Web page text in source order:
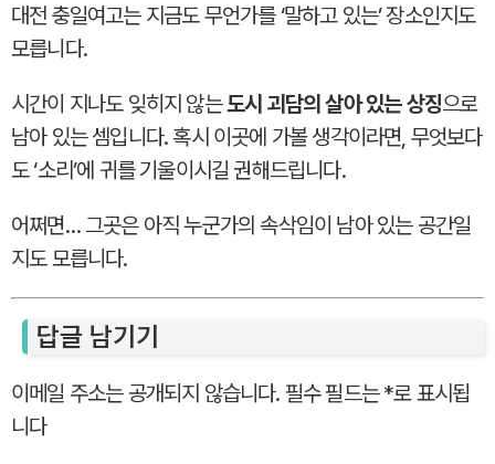
대전 충일여고는 지금도 무언가를 ‘말하고 있는’ 장소인지도
모릅니다.
시간이 지나도 잊히지 않는도시 괴담의 살아 있는 상징으로
남아 있는 셈입니다. 혹시 이곳에 가볼 생각이라면, 무엇보다
도 ‘소리’에 귀를 기울이시길 권해드립니다.
어쩌면… 그곳은 아직 누군가의 속삭임이 남아 있는 공간일
지도 모릅니다.
답글 남기기
이메일 주소는 공개되지 않습니다. 필수 필드는*로 표시됩
니다